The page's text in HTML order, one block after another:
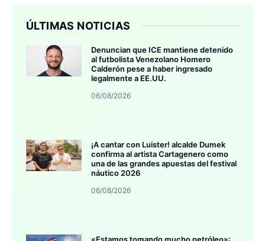
ÚLTIMAS NOTICIAS
Denuncian que ICE mantiene detenido
al futbolista Venezolano Homero
Calderón pese a haber ingresado
legalmente a EE.UU.
06/08/2026
¡A cantar con Luister! alcalde Dumek
confirma al artista Cartagenero como
una de las grandes apuestas del festival
náutico 2026
06/08/2026
«Estamos tomando mucho petróleo»: